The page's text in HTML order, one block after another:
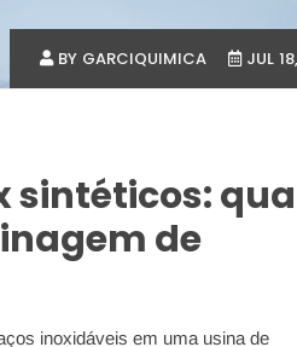
BY GARCIQUIMICA JUL
sintéticos:
de
inoxidáveis em uma usina de